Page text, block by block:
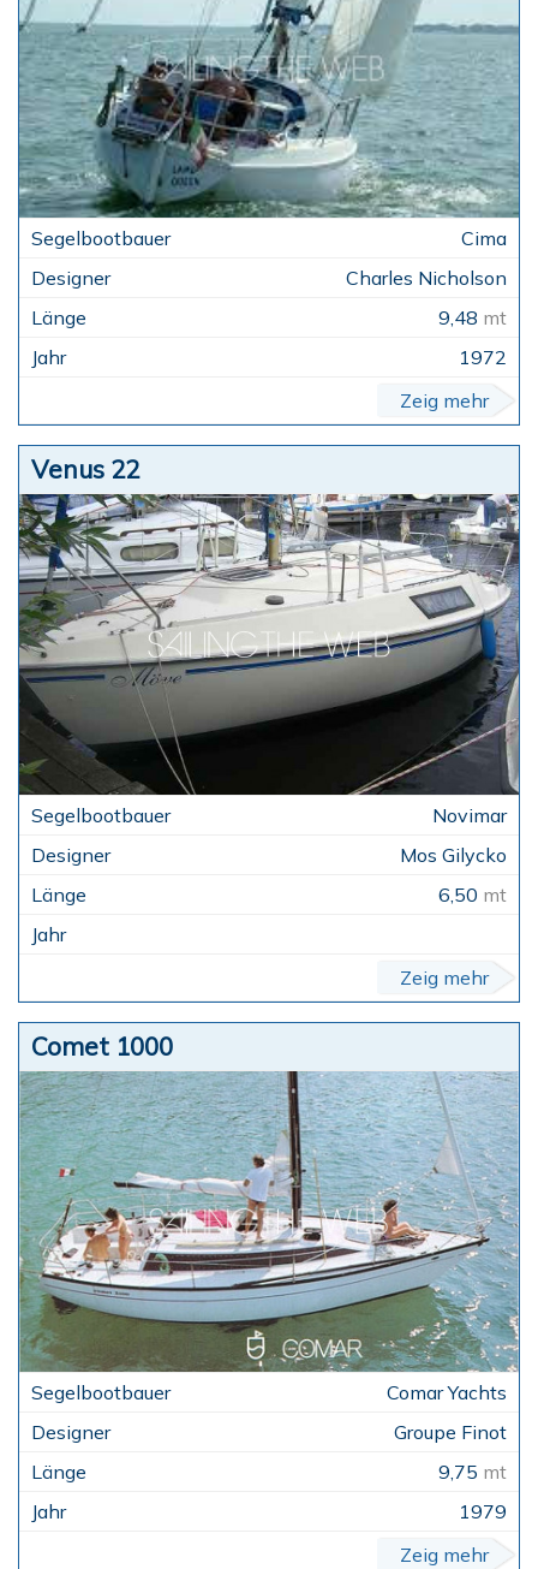
Cima
Charles Nicholson
9,48 mt
1972
Zeig mehr
Venus 22
Novimar
Mos Gilycko
6,50 mt
Zeig mehr
Comet 1000
Comar Yachts
Groupe Finot
9,75 mt
1979
Zeig mehr